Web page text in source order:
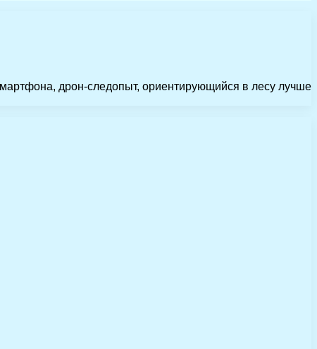
дрон-следопыт, ориентирующийся в лесу лучше